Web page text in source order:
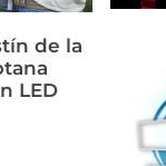
de la
LED